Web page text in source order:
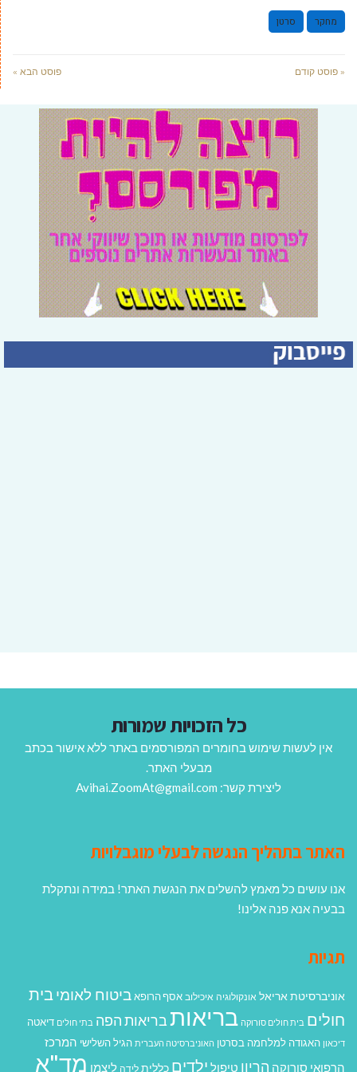
מחקר סרטן
« פוסט קודם פוסט הבא »
כל הזכויות שמורות
אין לעשות שימוש בחומרים המפורסמים באתר ללא אישור בכתב
מבעלי האתר.
ליצירת קשר: Avihai.ZoomAt@gmail.com
האתר בתהליך הנגשה לבעלי מוגבלויות
אנו עושים כל מאמץ להשלים את הנגשת האתר! במידה ונתקלת
בבעיה אנא פנה אלינו!
תגיות
אוניברסיטת אריאל אונקולוגיה איכילוב אסף הרופא ביטוח לאומיבית
חולים בית חולים סורוקה בריאות בריאות הפה בתי חולים דיאטה
דיכאון האגודה למלחמה בסרטן האוניברסיטה העברית הגיל השלישי המרכז
הרפואי סורוקה הריון טיפול ילדים כללית לידה ליצמן מד"א